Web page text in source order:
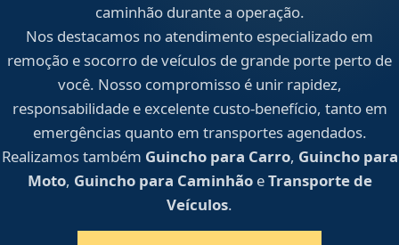
caminhão durante a operação.
Nos destacamos no atendimento especializado em
remoção e socorro de veículos de grande porte perto de
você. Nosso compromisso é unir rapidez,
responsabilidade e excelente custo-benefício, tanto em
emergências quanto em transportes agendados.
Realizamos também Guincho para Carro, Guincho para
Moto, Guincho para CaminhãoeTransporte de
Veículos.